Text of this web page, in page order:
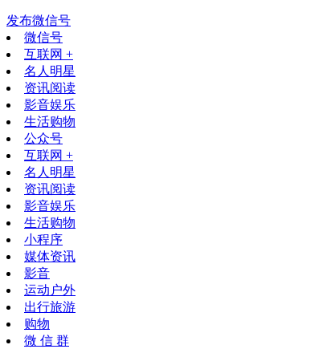
发布微信号
微信号
互联网 +
名人明星
资讯阅读
影音娱乐
生活购物
公众号
互联网 +
名人明星
资讯阅读
影音娱乐
生活购物
小程序
媒体资讯
影音
运动户外
出行旅游
购物
微 信 群